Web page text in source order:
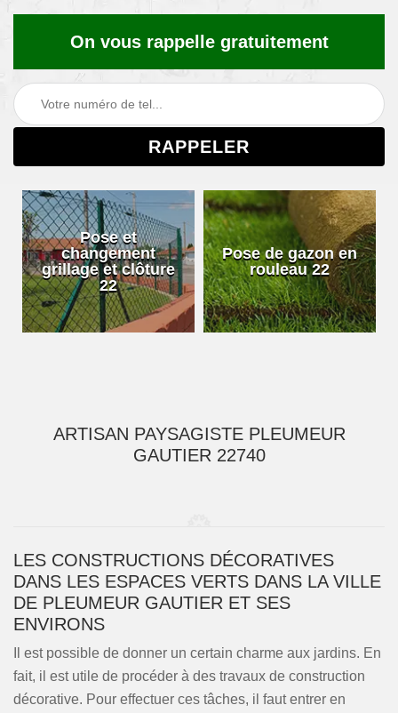
On vous rappelle gratuitement
Pose et
changement
grillage et clôture
22
Pose de gazon en
rouleau 22
ARTISAN PAYSAGISTE PLEUMEUR
GAUTIER 22740
LES CONSTRUCTIONS DÉCORATIVES
DANS LES ESPACES VERTS DANS LA VILLE
DE PLEUMEUR GAUTIER ET SES
ENVIRONS
Il est possible de donner un certain charme aux jardins. En
fait, il est utile de procéder à des travaux de construction
décorative. Pour effectuer ces tâches, il faut entrer en